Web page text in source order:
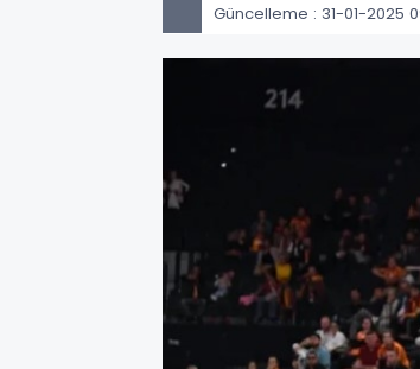
Güncelleme : 31-01-2025